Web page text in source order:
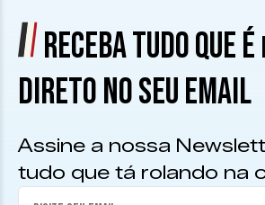
RECEBA TUDO QUE É
DIRETO NO SEU EMAIL
Assine a nossa
tudo que tá rolando na